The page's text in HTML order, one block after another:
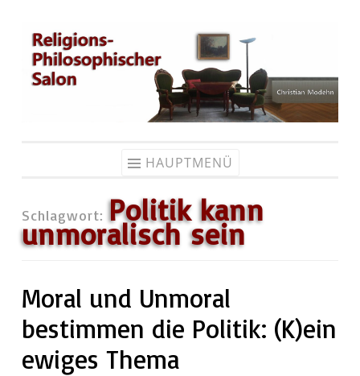
Zum
Inhalt
springen
HAUPTMENÜ
Schlagwort: Politik kann
unmoralisch sein
Moral und Unmoral
bestimmen die Politik: (K)ein
ewiges Thema